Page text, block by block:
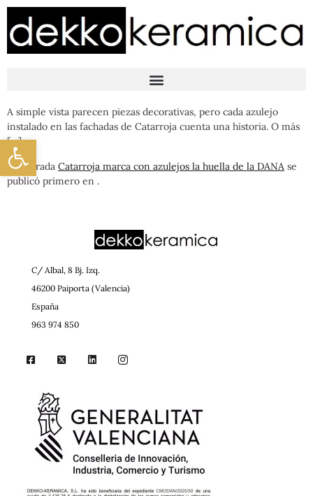
Abrir barra de herramientas
A simple vista parecen piezas decorativas, pero cada azulejo
instalado en las fachadas de Catarroja cuenta una historia. O más
[…]
La entrada Catarroja marca con azulejos la huella de la DANA se
publicó primero en .
C/ Albal, 8 Bj. Izq.
46200 Paiporta (Valencia)
España
963 974 850